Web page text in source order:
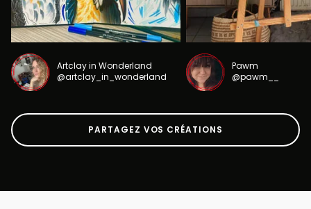
Artclay in Wonderland
@artclay_in_wonderland
Pawm
@pawm__
PARTAGEZ VOS CRÉATIONS